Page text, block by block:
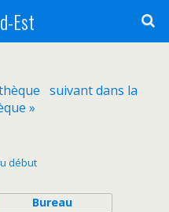
Est
suivant dans la
»
début
Bureau